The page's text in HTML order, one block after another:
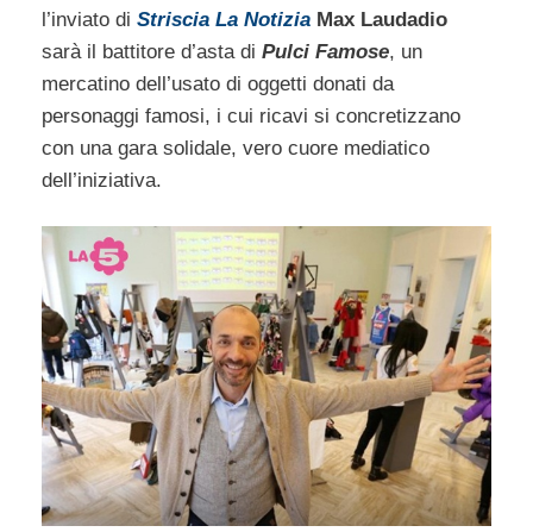
l’inviato di Striscia La Notizia Max Laudadio
sarà il battitore d’asta di Pulci Famose, un
mercatino dell’usato di oggetti donati da
personaggi famosi, i cui ricavi si concretizzano
con una gara solidale, vero cuore mediatico
dell’iniziativa.